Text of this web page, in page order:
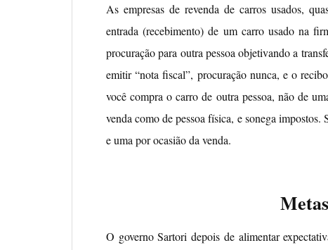
As empresas de revenda de carros usados,
entrada (recebimento) de um carro usado na
procuração para outra pessoa objetivando a
emitir “nota fiscal”, procuração nunca, e o
você compra o carro de outra pessoa, não de
venda como de pessoa física, e sonega impostos.
e uma por ocasião da venda.
O governo Sartori depois de alimentar